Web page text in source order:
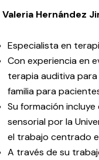
Valeria Hernández
Especialista en
Con experiencia en
terapia auditiva
familia para
Su formación
sensorial por la
el trabajo centrado
A través de su